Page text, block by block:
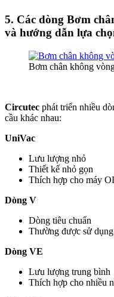
5. Các dòng Bơm
và hướng dẫn lựa
Bơm chân không
Circutec phát triển nhiều
cầu khác nhau:
UniVac
Lưu lượng nhỏ
Thiết kế nhỏ gọn
Thích hợp cho máy
Dòng V
Dòng tiêu chuẩn
Thường được sử
Dòng VE
Lưu lượng trung bình
Thích hợp cho nhiều